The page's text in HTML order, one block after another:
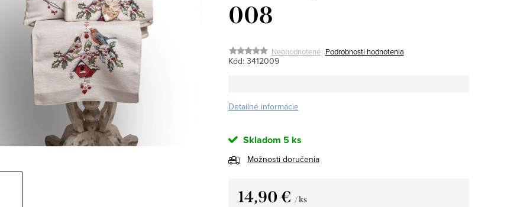
008
Neohodnotené Podrobnosti hodnotenia
Kód: 3412009
Detailné informácie
Skladom 5 ks
Možnosti doručenia
14,90 € / ks